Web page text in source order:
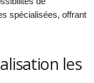
spécialisées, offrant
les